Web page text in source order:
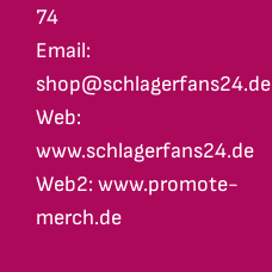
74
Email:
shop@schlagerfans24.de
Web:
www.schlagerfans24.de
Web2: www.promote-
merch.de